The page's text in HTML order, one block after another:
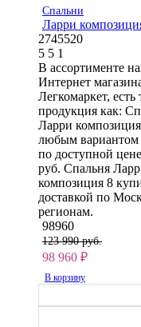
Спальни
Ларри
2745520
5 5 1
В ассортименте
Интернет
Легкомаркет, есть
продукция как:
Ларри
любым вариантом
по доступной
руб. Спальня
композиция 8
доставкой по
регионам.
98960
123 990 руб.
98 960 ₽
В корзину